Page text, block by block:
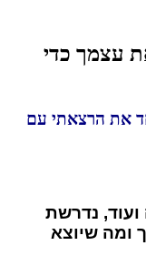
עצמך כדי
את הרצאתי עם
נדרשת
ומה שיוצא